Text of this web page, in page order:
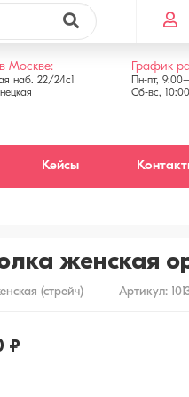
График
Пн-пт,
Сб-вс,
Москве:
наб. 22/24с1
Кейсы
женская
(стрейч) Артикул:
₽
Закрыть